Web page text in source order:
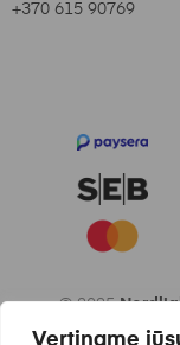
Vertiname
+370 615 90769
© 2025